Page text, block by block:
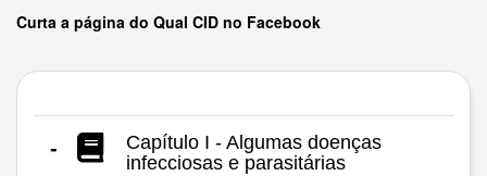
Curta a página do Qual CID no Facebook
-
Capítulo I - Algumas doenças
infecciosas e parasitárias